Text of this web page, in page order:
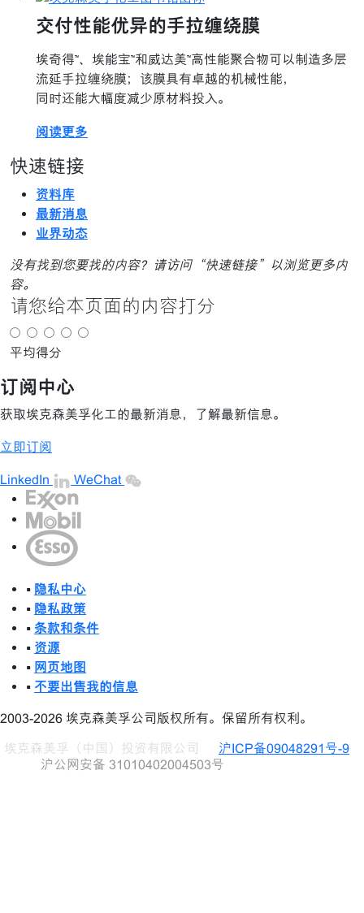
交付性能优异的手拉缠绕膜
埃奇得™、埃能宝™和威达美™高性能聚合物可以制造多层
流延手拉缠绕膜；该膜具有卓越的机械性能，
同时还能大幅度减少原材料投入。
阅读更多
快速链接
资料库
最新消息
业界动态
没有找到您要找的内容？请访问“快速链接”以浏览更多内
容。
请您给本页面的内容打分
平均得分
订阅中心
获取埃克森美孚化工的最新消息，了解最新信息。
立即订阅
LinkedIn WeChat
• 隐私中心
• 隐私政策
• 条款和条件
• 资源
• 网页地图
• 不要出售我的信息
2003-2026 埃克森美孚公司版权所有。保留所有权利。
埃克森美孚（中国）投资有限公司
沪ICP备09048291号-9
沪公网安备 31010402004503号